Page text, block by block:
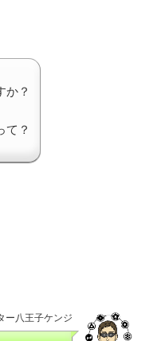
か？
て？
ー八王子ケンジ